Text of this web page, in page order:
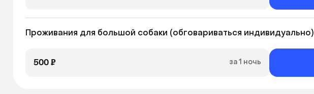
Проживания для большой собаки (обговариваться индивидуально)
500 ₽ за 1 ночь